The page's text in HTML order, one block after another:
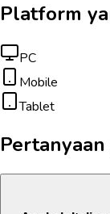
Platform
PC
Mobile
Tablet